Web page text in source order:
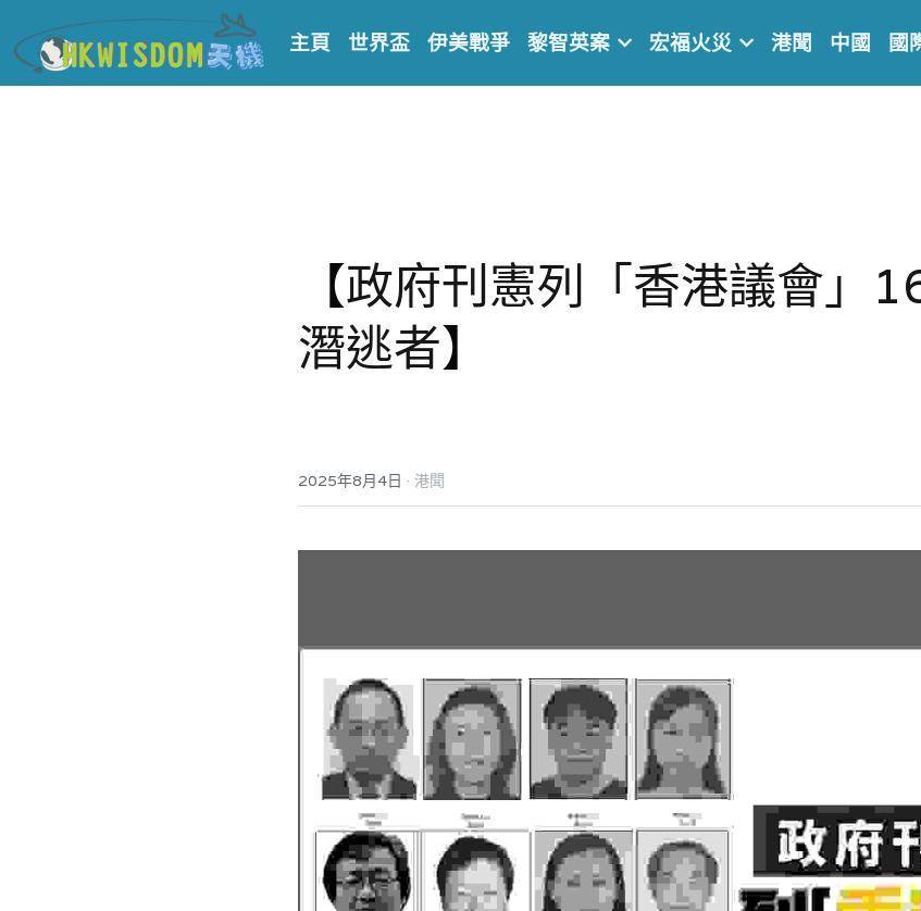
主頁 世界盃 伊美戰爭 黎智英案 宏福火災 港聞 中國 國
【政府刊憲列「香港議會」
潛逃者】
2025年8月4日 · 港聞